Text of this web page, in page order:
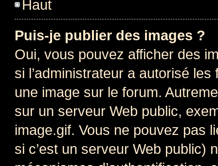
Haut
Puis-je publier des images ?
Oui, vous pouvez afficher des
si l’administrateur a autorisé
une image sur le forum.
sur un serveur Web public,
image.gif. Vous ne pouvez pas
si c’est un serveur Web public)